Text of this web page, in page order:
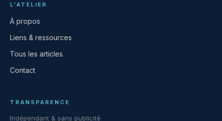
L'ATELIER
À propos
Liens & ressources
Tous les articles
Contact
TRANSPARENCE
Indépendant & sans publicité